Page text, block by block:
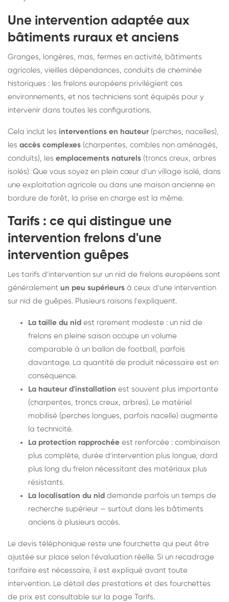
Une intervention adaptée aux
bâtiments ruraux et anciens
Granges, longères, mas, fermes en activité, bâtiments
agricoles, vieilles dépendances, conduits de cheminée
historiques : les frelons européens privilégient ces
environnements, et nos techniciens sont équipés pour y
intervenir dans toutes les configurations.
Cela inclut les interventions en hauteur (perches, nacelles),
les accès complexes (charpentes, combles non aménagés,
conduits), les emplacements naturels (troncs creux, arbres
isolés). Que vous soyez en plein cœur d'un village isolé, dans
une exploitation agricole ou dans une maison ancienne en
bordure de forêt, la prise en charge est la même.
Tarifs : ce qui distingue une
intervention frelons d'une
intervention guêpes
Les tarifs d'intervention sur un nid de frelons européens sont
généralement un peu supérieurs à ceux d'une intervention
sur nid de guêpes. Plusieurs raisons l'expliquent.
La taille du nid est rarement modeste : un nid de
frelons en pleine saison occupe un volume
comparable à un ballon de football, parfois
davantage. La quantité de produit nécessaire est en
conséquence.
La hauteur d'installation est souvent plus importante
(charpentes, troncs creux, arbres). Le matériel
mobilisé (perches longues, parfois nacelle) augmente
la technicité.
La protection rapprochée est renforcée : combinaison
plus complète, durée d'intervention plus longue, dard
plus long du frelon nécessitant des matériaux plus
résistants.
La localisation du nid demande parfois un temps de
recherche supérieur — surtout dans les bâtiments
anciens à plusieurs accès.
Le devis téléphonique reste une fourchette qui peut être
ajustée sur place selon l'évaluation réelle. Si un recadrage
tarifaire est nécessaire, il est expliqué avant toute
intervention. Le détail des prestations et des fourchettes
de prix est consultable sur la page Tarifs.